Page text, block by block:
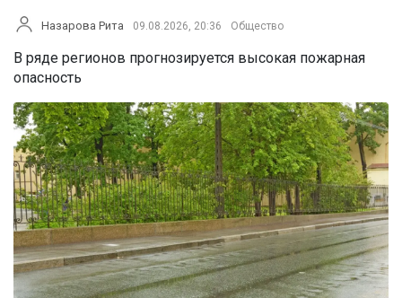
Назарова Рита 09.08.2026, 20:36 Общество
В ряде регионов прогнозируется высокая пожарная
опасность